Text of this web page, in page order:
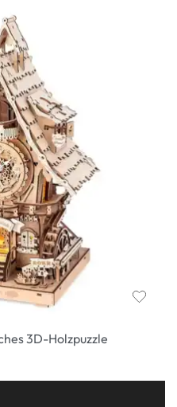
3D-Holzpuzzle